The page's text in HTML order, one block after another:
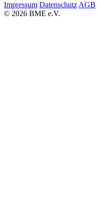
Impressum Datenschutz AGB
© 2026 BME e.V.